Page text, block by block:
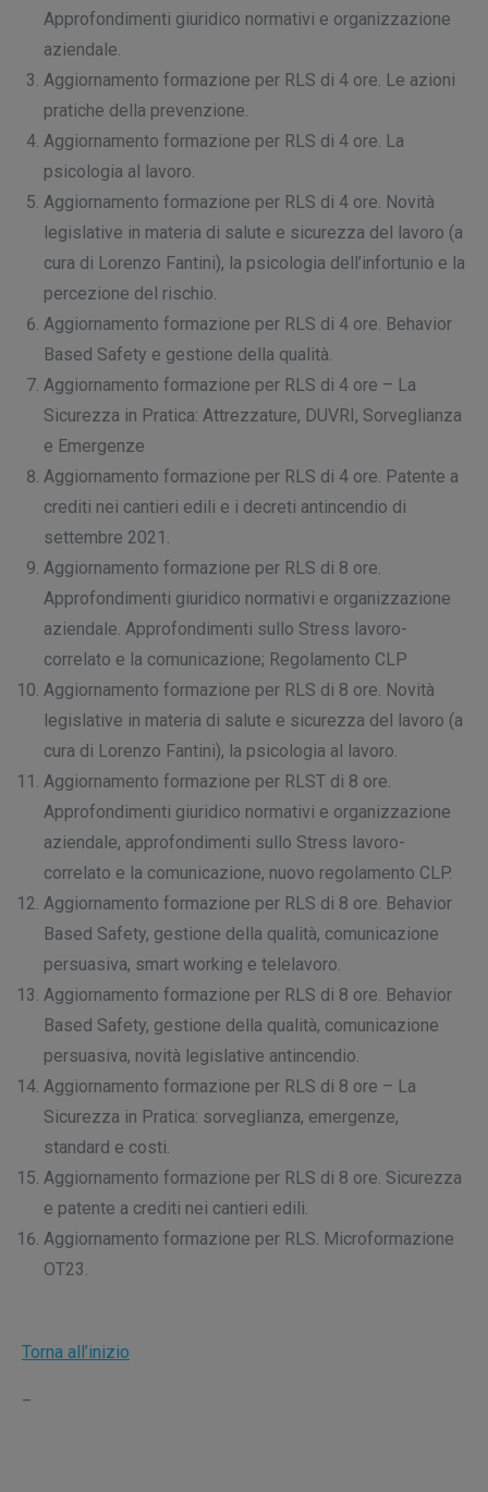
Approfondimenti giuridico normativi e organizzazione
aziendale.
Aggiornamento formazione per RLS di 4 ore. Le azioni
pratiche della prevenzione.
Aggiornamento formazione per RLS di 4 ore. La
psicologia al lavoro.
Aggiornamento formazione per RLS di 4 ore. Novità
legislative in materia di salute e sicurezza del lavoro (a
cura di Lorenzo Fantini), la psicologia dell’infortunio e la
percezione del rischio.
Aggiornamento formazione per RLS di 4 ore. Behavior
Based Safety e gestione della qualità.
Aggiornamento formazione per RLS di 4 ore – La
Sicurezza in Pratica: Attrezzature, DUVRI, Sorveglianza
e Emergenze
Aggiornamento formazione per RLS di 4 ore. Patente a
crediti nei cantieri edili e i decreti antincendio di
settembre 2021.
Aggiornamento formazione per RLS di 8 ore.
Approfondimenti giuridico normativi e organizzazione
aziendale. Approfondimenti sullo Stress lavoro-
correlato e la comunicazione; Regolamento CLP
Aggiornamento formazione per RLS di 8 ore. Novità
legislative in materia di salute e sicurezza del lavoro (a
cura di Lorenzo Fantini), la psicologia al lavoro.
Aggiornamento formazione per RLST di 8 ore.
Approfondimenti giuridico normativi e organizzazione
aziendale, approfondimenti sullo Stress lavoro-
correlato e la comunicazione, nuovo regolamento CLP.
Aggiornamento formazione per RLS di 8 ore. Behavior
Based Safety, gestione della qualità, comunicazione
persuasiva, smart working e telelavoro.
Aggiornamento formazione per RLS di 8 ore. Behavior
Based Safety, gestione della qualità, comunicazione
persuasiva, novità legislative antincendio.
Aggiornamento formazione per RLS di 8 ore – La
Sicurezza in Pratica: sorveglianza, emergenze,
standard e costi.
Aggiornamento formazione per RLS di 8 ore. Sicurezza
e patente a crediti nei cantieri edili.
Aggiornamento formazione per RLS. Microformazione
OT23.
Torna all’inizio